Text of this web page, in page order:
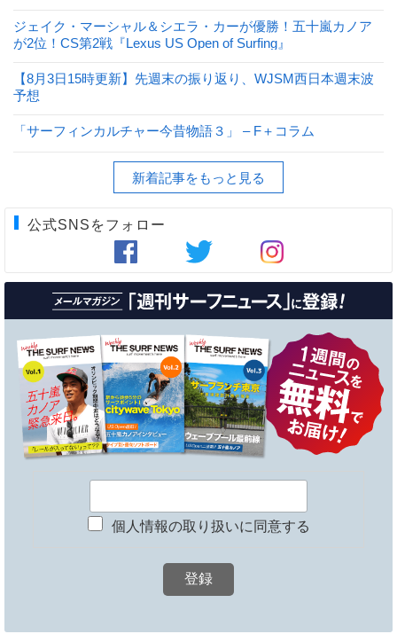
ジェイク・マーシャル＆シエラ・カーが優勝！五十嵐カノア
が2位！CS第2戦『Lexus US Open of Surfing』
【8月3日15時更新】先週末の振り返り、WJSM西日本週末波
予想
「サーフィンカルチャー今昔物語３」 – F＋コラム
新着記事をもっと見る
公式SNSをフォロー
個人情報の取り扱いに同意する